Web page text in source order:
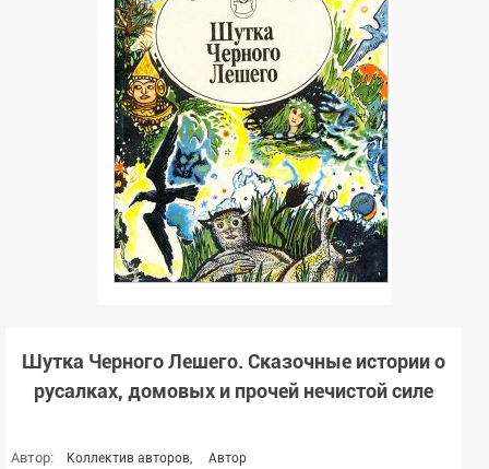
Шутка Черного Лешего. Сказочные истории о
русалках, домовых и прочей нечистой силе
Автор: Коллектив авторов, Автор